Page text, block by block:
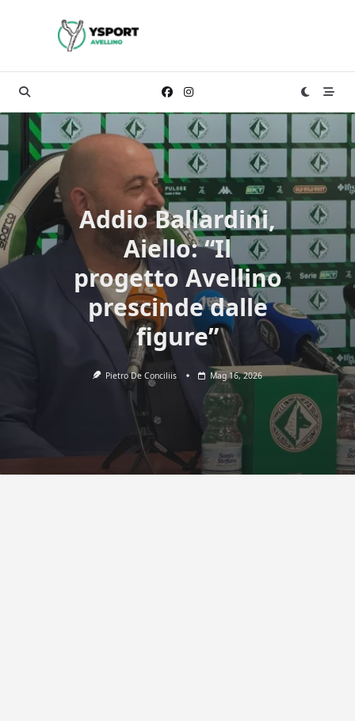
Addio Ballardini,
Aiello: “Il
progetto Avellino
prescinde dalle
figure”
Pietro De Conciliis Mag 16, 2026